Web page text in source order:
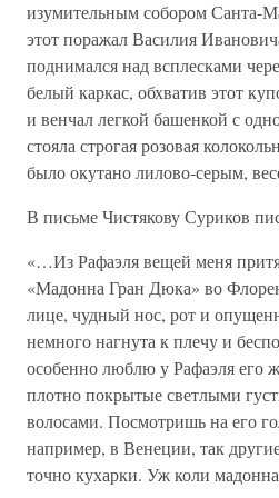
изумительным собором Санта-
этот поражал Василия
поднимался над всплесками
белый каркас, обхватив этот
и венчал легкой башенкой с
стояла строгая розовая
было окутано лилово-серым,
В письме Чистякову Суриков
«…Из Рафаэля вещей меня
«Мадонна Гран Дюка» во
лице, чудный нос, рот и
немного нагнута к плечу и
особенно люблю у Рафаэля его
плотно покрытые светлыми
волосами. Посмотришь на его
например, в Венеции, так
точно кухарки. Уж коли